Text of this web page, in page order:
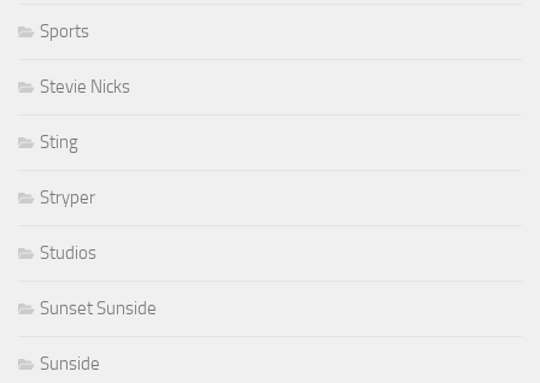
Sports
Stevie Nicks
Sting
Stryper
Studios
Sunset Sunside
Sunside